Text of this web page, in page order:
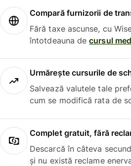
Compară furnizorii de
Fără taxe ascunse, cu
întotdeauna decursul
Urmărește cursurile de
Salvează valutele tale
cum se modifică rata de
Complet gratuit, fără
Descarcă în câteva
și nu există reclame